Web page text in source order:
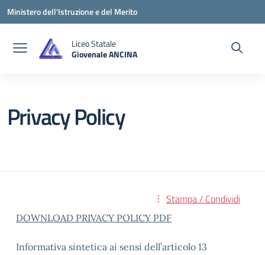
Vai ai contenuti
Vai al menu di navigazione
Vai al footer
Ministero dell'Istruzione e del Merito
Liceo Statale
Giovenale ANCINA
Privacy Policy
Stampa / Condividi
DOWNLOAD PRIVACY POLICY PDF
Informativa sintetica ai sensi dell’articolo 13